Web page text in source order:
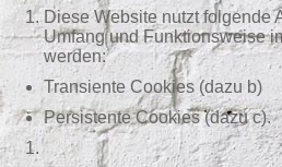
Diese Website nutzt folgende
Umfang und Funktionsweise
werden:
Transiente Cookies (dazu b)
Persistente Cookies (dazu c).